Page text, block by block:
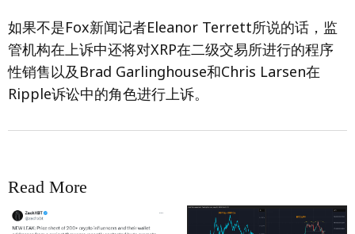
如果不是Fox新闻记者Eleanor Terrett所说的话，监
管机构在上诉中还将对XRP在二级交易所进行的程序
性销售以及Brad Garlinghouse和Chris Larsen在
Ripple诉讼中的角色进行上诉。
Read More